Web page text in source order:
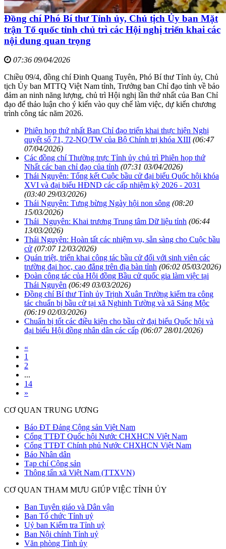
Đồng chí Phó Bí thư Tỉnh ủy, Chủ tịch Ủy ban Mặt
trận Tổ quốc tỉnh chủ trì các Hội nghị triển khai các
nội dung quan trọng
07:36 09/04/2026
Chiều 09/4, đồng chí Đinh Quang Tuyên, Phó Bí thư Tỉnh ủy, Chủ
tịch Ủy ban MTTQ Việt Nam tỉnh, Trưởng ban Chỉ đạo tỉnh về bảo
đảm an ninh năng lượng, chủ trì Hội nghị lần thứ nhất của Ban Chỉ
đạo để thảo luận cho ý kiến vào quy chế làm việc, dự kiến chương
trình công tác năm 2026.
Phiên họp thứ nhất Ban Chỉ đạo triển khai thực hiện Nghị
quyết số 71, 72-NQ/TW của Bộ Chính trị khóa XIII (06:47
07/04/2026)
Các đồng chí Thường trực Tỉnh ủy chủ trì Phiên họp thứ
Nhất các ban chỉ đạo của tỉnh (07:31 03/04/2026)
Thái Nguyên: Tổng kết Cuộc bầu cử đại biểu Quốc hội khóa
XVI và đại biểu HĐND các cấp nhiệm kỳ 2026 - 2031
(03:40 29/03/2026)
Thái Nguyên: Tưng bừng Ngày hội non sông (08:20
15/03/2026)
Thái Nguyên: Khai trương Trung tâm Dữ liệu tỉnh (06:44
13/03/2026)
Thái Nguyên: Hoàn tất các nhiệm vụ, sẵn sàng cho Cuộc bầu
cử (07:07 12/03/2026)
Quán triệt, triển khai công tác bầu cử đối với sinh viên các
trường đại học, cao đẳng trên địa bàn tỉnh (06:02 05/03/2026)
Đoàn công tác của Hội đồng Bầu cử quốc gia làm việc tại
Thái Nguyên (06:49 03/03/2026)
Đồng chí Bí thư Tỉnh ủy Trịnh Xuân Trường kiểm tra công
tác chuẩn bị bầu cử tại xã Nghinh Tường và xã Sảng Mộc
(06:19 02/03/2026)
Chuẩn bị tốt các điều kiện cho bầu cử đại biểu Quốc hội và
đại biểu Hội đồng nhân dân các cấp (06:07 28/01/2026)
«
1
2
...
14
»
CƠ QUAN TRUNG ƯƠNG
Báo ĐT Đảng Cộng sản Việt Nam
Cổng TTĐT Quốc hội Nước CHXHCN Việt Nam
Cổng TTĐT Chính phủ Nước CHXHCN Việt Nam
Báo Nhân dân
Tạp chí Cộng sản
Thông tấn xã Việt Nam (TTXVN)
CƠ QUAN THAM MƯU GIÚP VIỆC TỈNH ỦY
Ban Tuyên giáo và Dân vận
Ban Tổ chức Tỉnh uỷ
Uỷ ban Kiểm tra Tỉnh uỷ
Ban Nội chính Tỉnh uỷ
Văn phòng Tỉnh ủy